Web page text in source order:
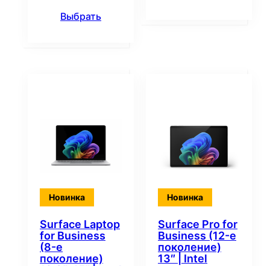
Выбрать
Новинка
Surface Laptop
for Business
(8-е
поколение)
Новинка
Surface Pro for
Business (12-е
поколение)
13″ | Intel